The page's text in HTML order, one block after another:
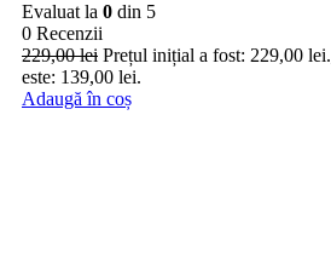
Evaluat la 0 din 5
0 Recenzii
229,00lei Prețul inițial a fost: 229,00 lei.
este: 139,00 lei.
Adaugă în coș